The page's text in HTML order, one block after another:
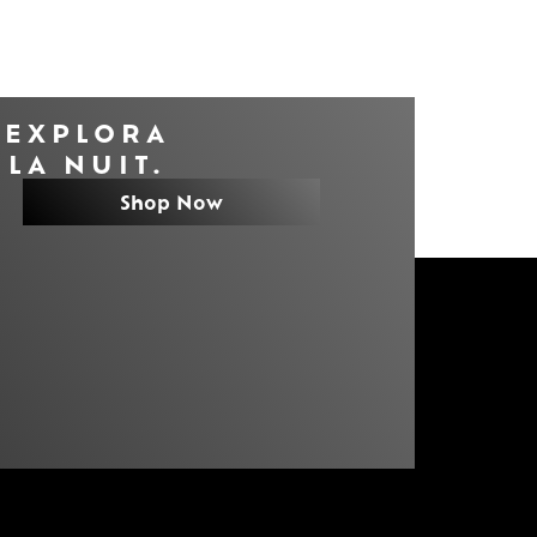
EXPLORA
LA NUIT.
Shop Now